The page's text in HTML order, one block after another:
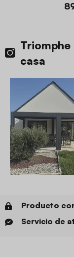
casa
Producto
Servicio de